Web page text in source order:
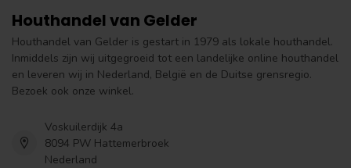
Houthandel van Gelder
Houthandel van Gelder is gestart in 1979 als lokale houthandel.
Inmiddels zijn wij uitgegroeid tot een landelijke online houthandel
en leveren wij in Nederland, België en de Duitse grensregio.
Bezoek ook onze winkel.
Voskuilerdijk 4a
8094 PW Hattemerbroek
Nederland